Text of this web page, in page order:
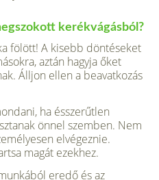
kerékvágásból?
fölött! A kisebb döntéseket
aztán hagyja őket
Álljon ellen a beavatkozás
ha ésszerűtlen
önnel szemben. Nem
elvégeznie.
magát ezekhez.
eredő és az